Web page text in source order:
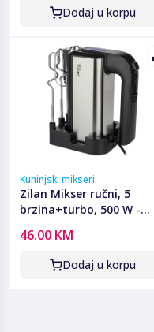
Dodaj u korpu
Kuhinjski mikseri
Zilan Mikser ručni, 5
brzina+turbo, 500 W -
46.00 KM
Dodaj u korpu